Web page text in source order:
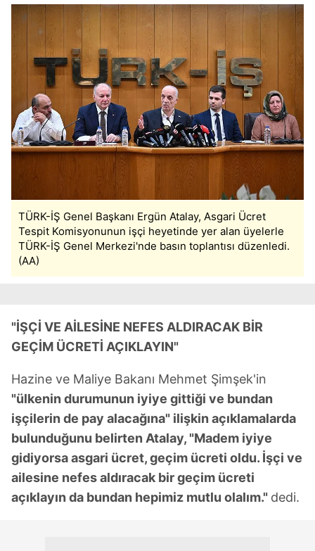
TÜRK-İŞ Genel Başkanı Ergün Atalay, Asgari Ücret
Tespit Komisyonunun işçi heyetinde yer alan üyelerle
TÜRK-İŞ Genel Merkezi'nde basın toplantısı düzenledi.
(AA)
"İŞÇİ VE AİLESİNE NEFES ALDIRACAK BİR
GEÇİM ÜCRETİ AÇIKLAYIN"
Hazine ve Maliye Bakanı Mehmet Şimşek'in
"ülkenin durumunun iyiye gittiği ve bundan
işçilerin de pay alacağına" ilişkin açıklamalarda
bulunduğunu belirten Atalay, "Madem iyiye
gidiyorsa asgari ücret, geçim ücreti oldu. İşçi ve
ailesine nefes aldıracak bir geçim ücreti
açıklayın da bundan hepimiz mutlu olalım." dedi.